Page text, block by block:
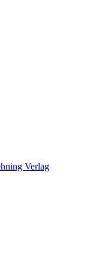
Verlag